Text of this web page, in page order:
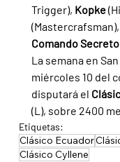
Trigger), Kopke
(Mastercrafsman),
Comando Secreto
La semana en
miércoles 10 del
disputará el
(L), sobre 2400
Etiquetas:
Clásico Ecuador
Clásico Cyllene